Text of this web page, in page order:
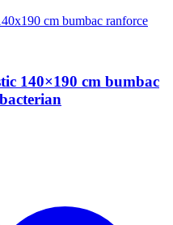
140×190 cm bumbac